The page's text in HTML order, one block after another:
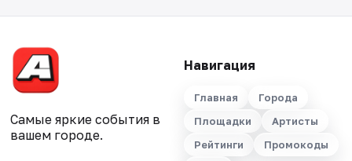
Самые яркие события в
вашем городе.
Навигация
Главная
Города
Площадки
Артисты
Рейтинги
Промокоды